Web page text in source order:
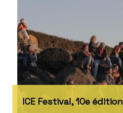
ICE Festival, 10e édition